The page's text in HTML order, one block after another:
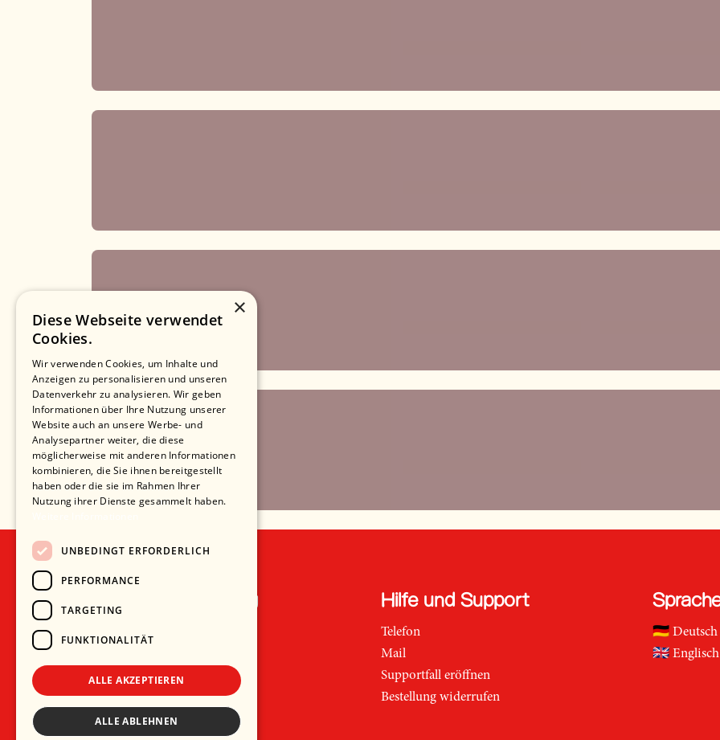
Recht und Ordnung
Datenschutz
Hilfe und Support
Telefon
Mail
Supportfall eröffnen
Bestellung widerrufen
🇩🇪 Deutsch
🇬🇧 Englisch
×
Diese Webseite verwendet
Cookies.
Wir verwenden Cookies, um Inhalte und
Anzeigen zu personalisieren und unseren
Datenverkehr zu analysieren. Wir geben
Informationen über Ihre Nutzung unserer
Website auch an unsere Werbe- und
Analysepartner weiter, die diese
möglicherweise mit anderen Informationen
kombinieren, die Sie ihnen bereitgestellt
haben oder die sie im Rahmen Ihrer
Nutzung ihrer Dienste gesammelt haben.
UNBEDINGT ERFORDERLICH
PERFORMANCE
TARGETING
FUNKTIONALITÄT
ALLE AKZEPTIEREN
ALLE ABLEHNEN